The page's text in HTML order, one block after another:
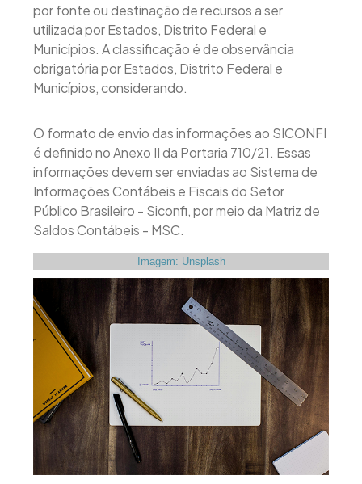
por fonte ou destinação de recursos a ser
utilizada por Estados, Distrito Federal e
Municípios. A classificação é de observância
obrigatória por Estados, Distrito Federal e
Municípios, considerando.
O formato de envio das informações ao SICONFI
é definido no Anexo II da Portaria 710/21. Essas
informações devem ser enviadas ao Sistema de
Informações Contábeis e Fiscais do Setor
Público Brasileiro - Siconfi, por meio da Matriz de
Saldos Contábeis - MSC.
Imagem: Unsplash